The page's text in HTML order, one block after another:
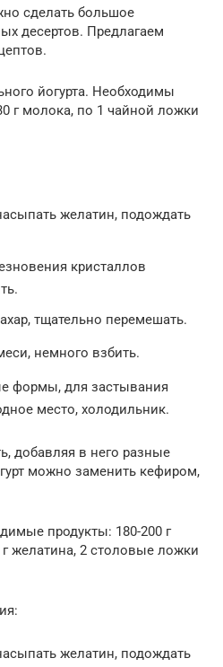
сделать большое
десертов. Предлагаем
йогурта. Необходимы
г молока, по 1 чайной ложки
желатин, подождать
кристаллов
тщательно перемешать.
немного взбить.
формы, для застывания
место, холодильник.
добавляя в него разные
можно заменить кефиром,
продукты: 180-200 г
г желатина, 2 столовые ложки
желатин, подождать